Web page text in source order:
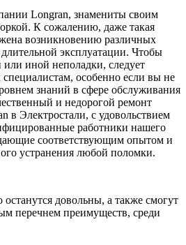
Longran, знамениты своим
К сожалению, даже такая
возникновению различных
эксплуатации. Чтобы
или иной неполадки, следует
особенно если вы не
знаний в сфере обслуживания
и недорогой ремонт
в Электростали, с удовольствием
работники нашего
соответствующим опытом и
устранения любой поломки.
довольны, а также смогут
перечнем преимуществ, среди